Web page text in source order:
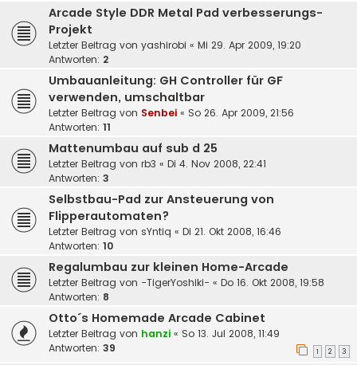
Arcade Style DDR Metal Pad verbesserungs-
Projekt
Letzter Beitrag von yashirobi « Mi 29. Apr 2009, 19:20
Antworten: 2
Umbauanleitung: GH Controller für GF
verwenden, umschaltbar
Letzter Beitrag von Senbei « So 26. Apr 2009, 21:56
Antworten: 11
Mattenumbau auf sub d 25
Letzter Beitrag von rb3 « Di 4. Nov 2008, 22:41
Antworten: 3
Selbstbau-Pad zur Ansteuerung von
Flipperautomaten?
Letzter Beitrag von sYntiq « Di 21. Okt 2008, 16:46
Antworten: 10
Regalumbau zur kleinen Home-Arcade
Letzter Beitrag von -TigerYoshiki- « Do 16. Okt 2008, 19:58
Antworten: 8
Otto´s Homemade Arcade Cabinet
Letzter Beitrag von hanzi « So 13. Jul 2008, 11:49
Antworten: 39 1 2 3